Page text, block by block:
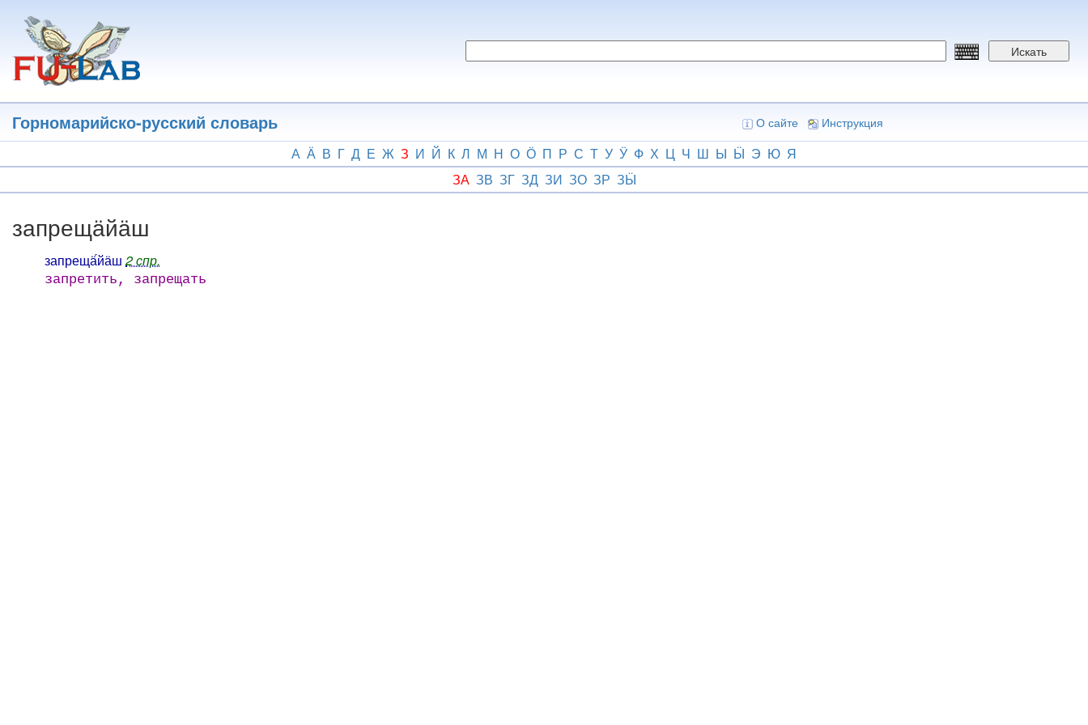
основному
содержанию
Искать
Горномарийско-русский словарь О сайте Инструкция
А Ӓ В Г Д Е Ж З И Й К Л М Н О Ӧ П Р С Т У Ӱ Ф Х Ц Ч Ш Ы Ӹ Э Ю Я
ЗА ЗВ ЗГ ЗД ЗИ ЗО ЗР ЗӸ
запрещӓйӓш
запрещӓ́йӓш2 спр.
запретить, запрещать